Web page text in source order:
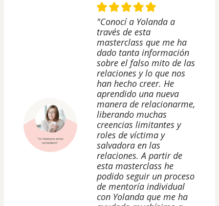
"Conocí a Yolanda a
través de esta
masterclass que me ha
dado tanta información
sobre el falso mito de las
relaciones y lo que nos
han hecho creer. He
aprendido una nueva
manera de relacionarme,
liberando muchas
creencias limitantes y
roles de víctima y
salvadora en las
relaciones. A partir de
esta masterclass he
podido seguir un proceso
de mentoría individual
con Yolanda que me ha